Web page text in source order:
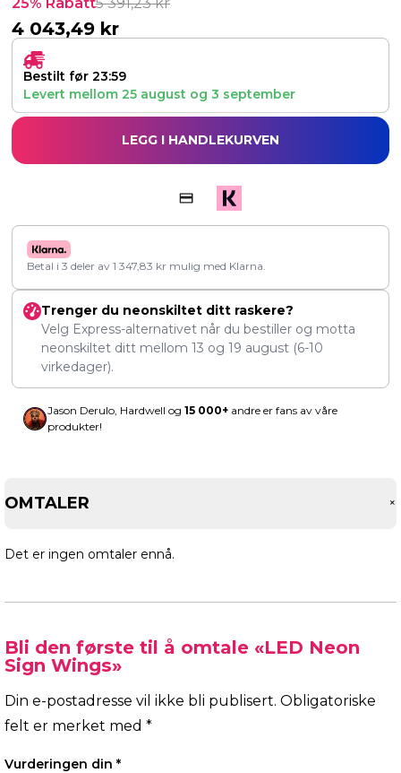
25% Rabatt5 391,23kr
4 043,49 kr
Bestilt før 23:59
Levert mellom 25 august og 3 september
LEGG I HANDLEKURVEN
Betal i 3 deler av 1 347,83 kr mulig med Klarna.
Trenger du neonskiltet ditt raskere?
Velg Express-alternativet når du bestiller og motta
neonskiltet ditt mellom 13 og 19 august (6-10
virkedager).
Jason Derulo, Hardwell og 15 000+ andre er fans av våre
produkter!
OMTALER +
Det er ingen omtaler ennå.
Bli den første til å omtale «LED Neon
Sign Wings»
Din e-postadresse vil ikke bli publisert. Obligatoriske
felt er merket med *
Vurderingen din *